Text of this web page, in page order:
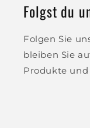
Folgst du
Folgen Sie
bleiben Sie
Produkte